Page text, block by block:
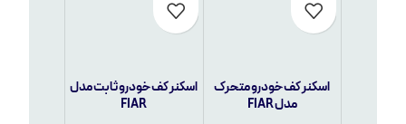
اسکنر کف خودرو متحرک
مدل FIAR
اسکنر کف خودرو ثابت مدل
FIAR